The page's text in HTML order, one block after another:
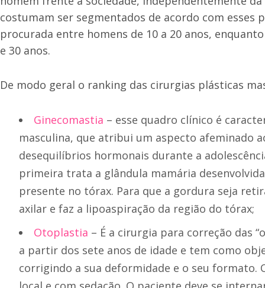
costumam ser segmentados de acordo com esses
procurada entre homens de 10 a 20 anos,
e 30 anos.
De modo geral o ranking das cirurgias plásticas
Ginecomastia – esse quadro clínico é
masculina, que atribui um aspecto afeminado
desequilíbrios hormonais durante a
primeira trata a glândula mamária
presente no tórax. Para que a gordura seja
axilar e faz a lipoaspiração da região do tórax;
Otoplastia – É a cirurgia para correção das
a partir dos sete anos de idade e tem como
corrigindo a sua deformidade e o seu